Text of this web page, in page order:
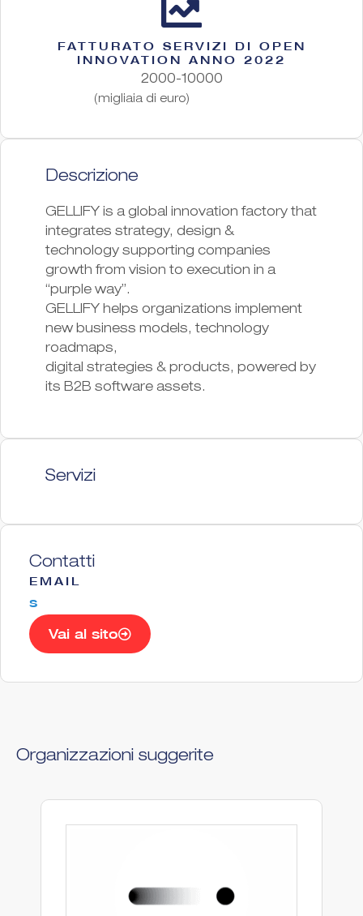
FATTURATO SERVIZI DI OPEN
INNOVATION ANNO 2022
2000-10000
(migliaia di euro)
Descrizione
GELLIFY is a global innovation factory that
integrates strategy, design &
technology supporting companies
growth from vision to execution in a
“purple way”.
GELLIFY helps organizations implement
new business models, technology
roadmaps,
digital strategies & products, powered by
its B2B software assets.
Servizi
Contatti
EMAIL
s
Vai al sito
Organizzazioni suggerite